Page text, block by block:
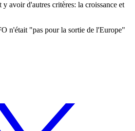
avoir d'autres critères: la croissance et
n'était "pas pour la sortie de l'Europe"